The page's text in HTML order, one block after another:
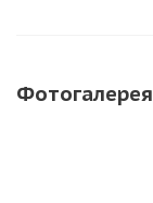
Фотогалерея